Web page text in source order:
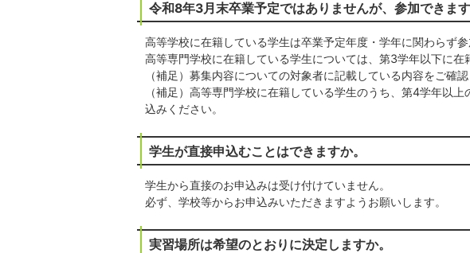
令和8年3月末卒業予定ではありませんが、参加できます
高等学校に在籍している学生は卒業予定年度・学年に関わらず参
高等専門学校に在籍している学生については、第3学年以下に在
（補足）募集内容についての対象者に記載している内容をご確認
（補足）高等専門学校に在籍している学生のうち、第4学年以
込みください。
学生が直接申込むことはできますか。
学生から直接のお申込みは受け付けていません。
必ず、学校等からお申込みいただきますようお願いします。
実習場所は希望のとおりに決定しますか。